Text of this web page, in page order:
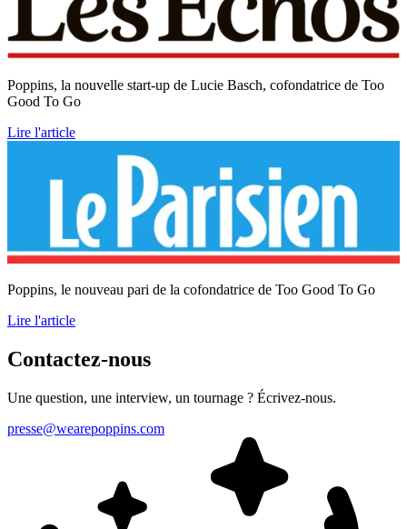
Poppins, la nouvelle start-up de Lucie Basch, cofondatrice de Too
Good To Go
Lire l'article
Poppins, le nouveau pari de la cofondatrice de Too Good To Go
Lire l'article
Contactez-nous
Une question, une interview, un tournage ? Écrivez-nous.
presse@wearepoppins.com